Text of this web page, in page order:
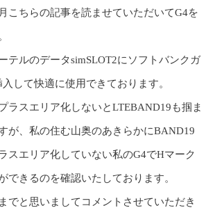
こちらの記事を読ませていただいてG4を
テルのデータsimSLOT2にソフトバンクガ
して快適に使用できております。
ラスエリア化しないとLTEBAND19も掴ま
が、私の住む山奥のあきらかにBAND19
スエリア化していない私のG4でHマーク
できるのを確認いたしております。
でと思いましてコメントさせていただき